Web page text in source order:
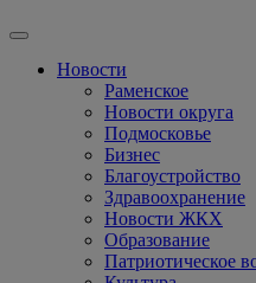
Новости
Раменское
Новости округа
Подмосковье
Бизнес
Благоустройство
Здравоохранение
Новости ЖКХ
Образование
Патриотическое